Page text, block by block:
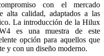
con el mercado
alta calidad, adaptados a las
La introducción de la Hilux
es una muestra de este
opción para aquellos que
y con un diseño moderno.